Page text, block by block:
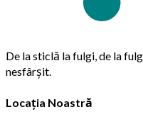
De la sticlă la fulgi, de la
nesfârșit.
Locația Noastră